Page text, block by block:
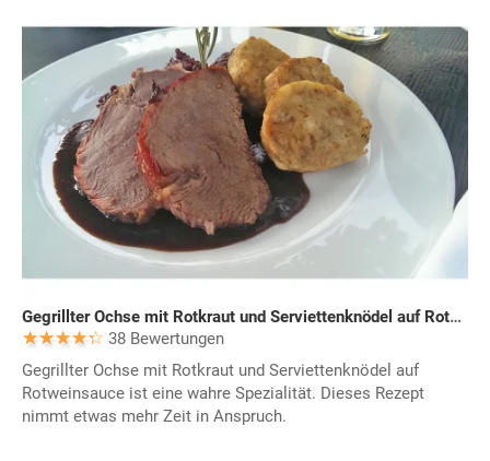
Gegrillter Ochse mit Rotkraut und Serviettenknödel auf Rotweinsauce
38 Bewertungen
Gegrillter Ochse mit Rotkraut und Serviettenknödel auf
Rotweinsauce ist eine wahre Spezialität. Dieses Rezept
nimmt etwas mehr Zeit in Anspruch.